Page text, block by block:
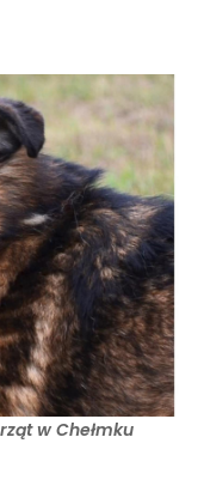
w Chełmku